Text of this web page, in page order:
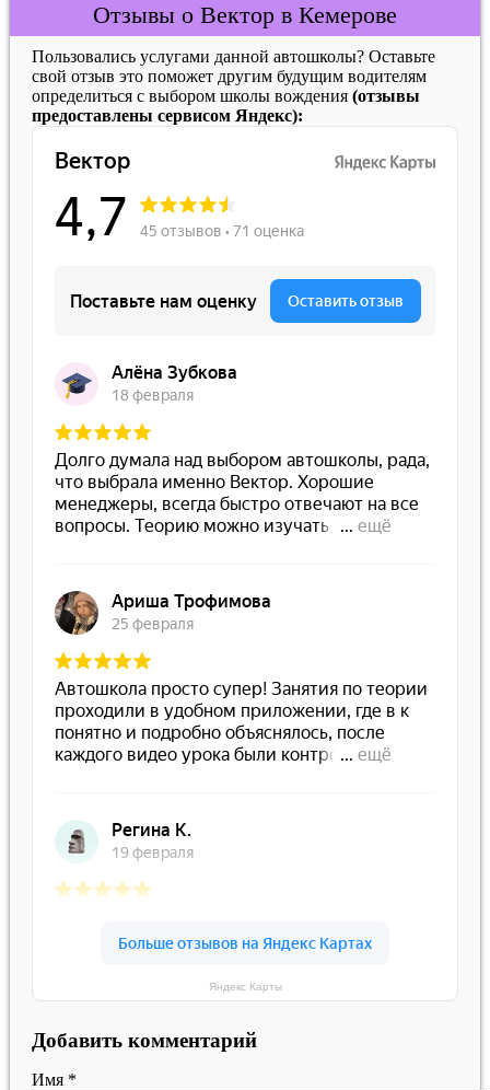
Отзывы о Вектор в Кемерове
Пользовались услугами данной автошколы? Оставьте
свой отзыв это поможет другим будущим водителям
определиться с выбором школы вождения (отзывы
предоставлены сервисом Яндекс):
Яндекс Карты
Добавить комментарий
Имя *